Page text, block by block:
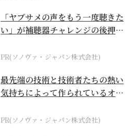
「ヤブサメの声をもう一度聴きた
い」が補聴器チャレンジの後押し
PR(ソノヴァ・ジャパン株式会社)
最先端の技術と技術者たちの熱い
気持ちによって作られているオー
PR(ソノヴァ・ジャパン株式会社)